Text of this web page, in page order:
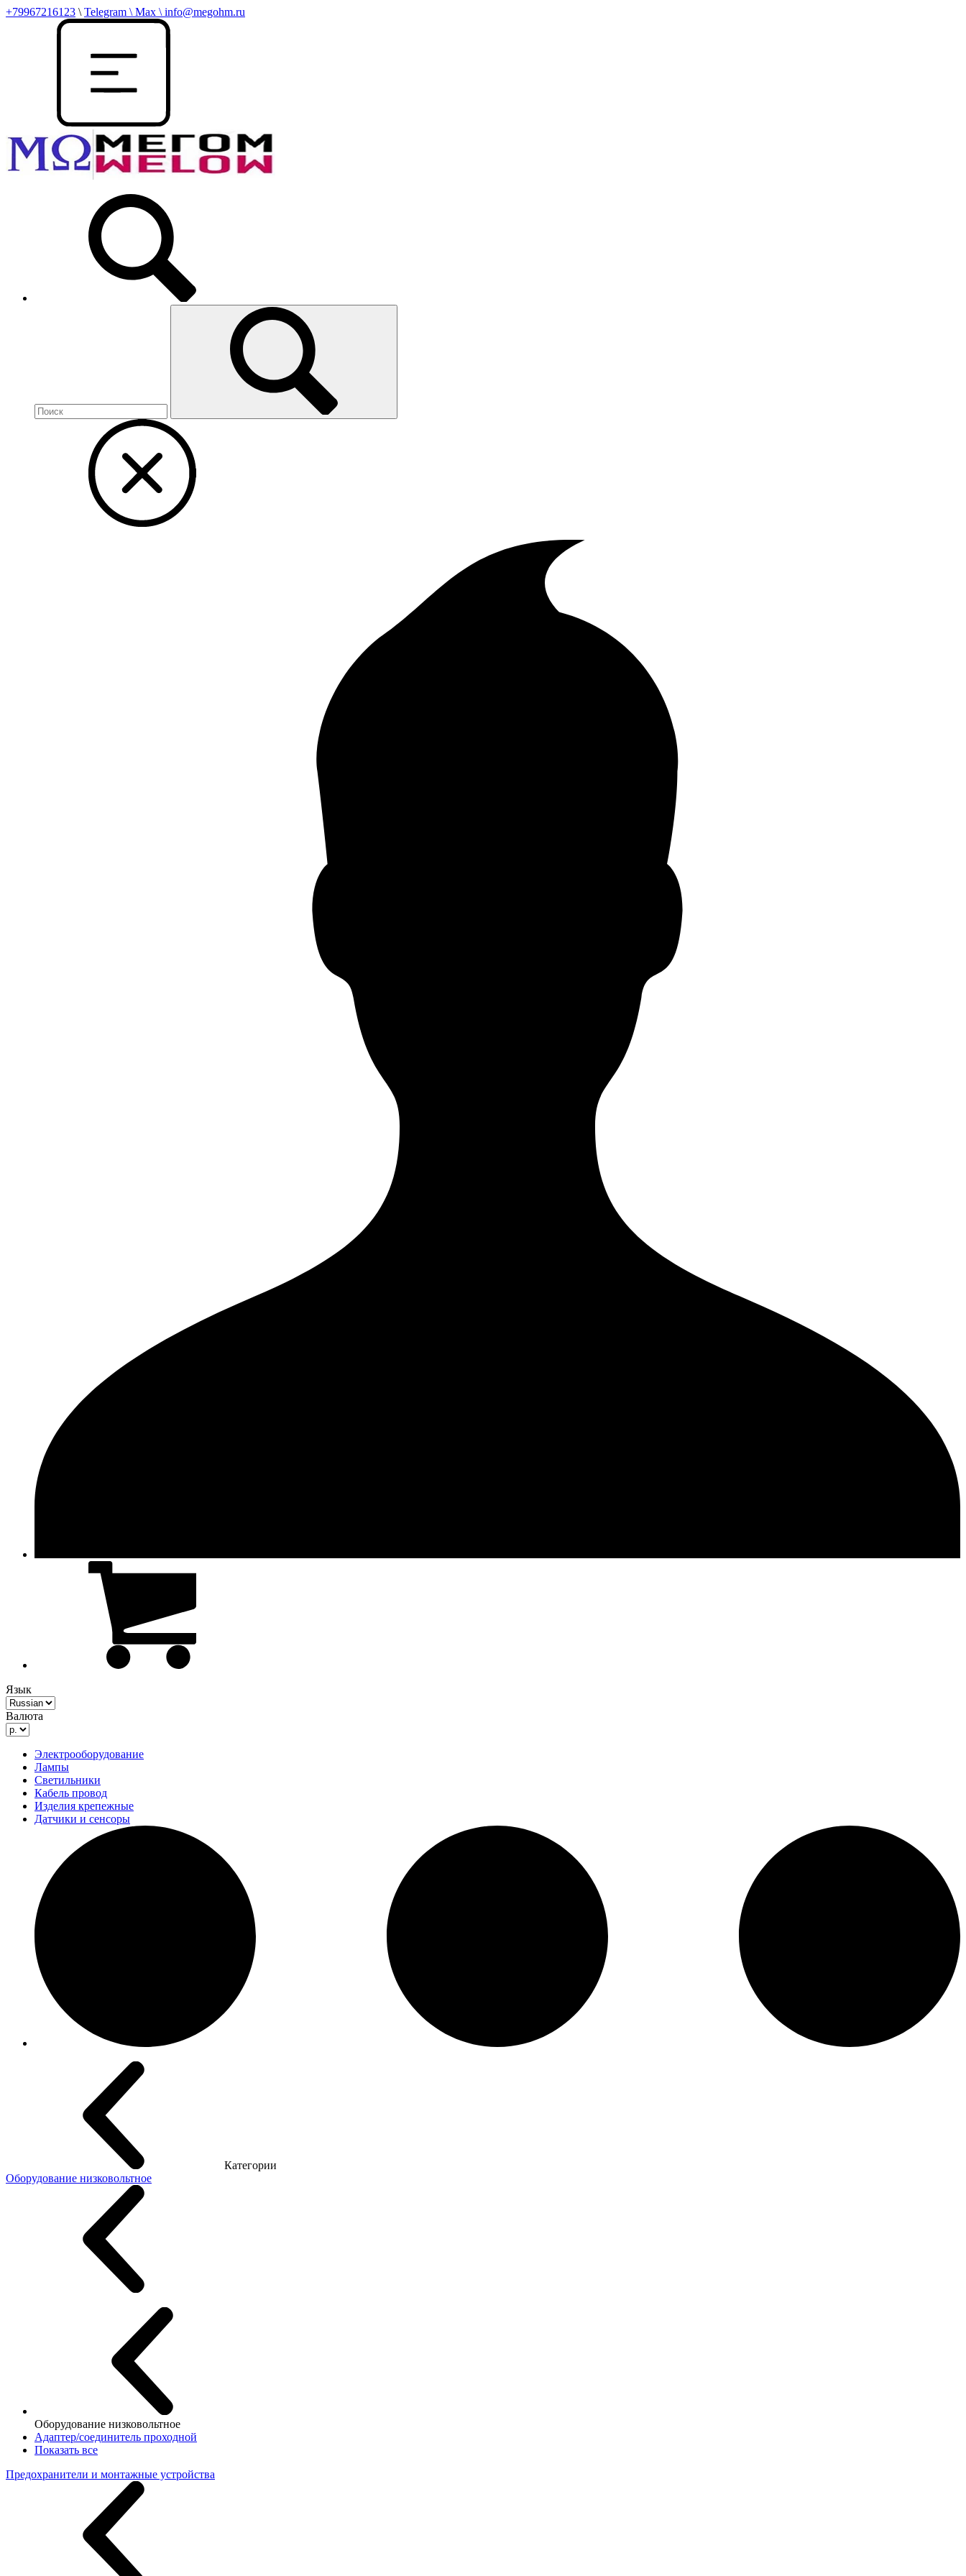
+79967216123 \ Telegram \ Max \ info@megohm.ru
Язык
Валюта
Электрооборудование
Лампы
Светильники
Кабель провод
Изделия крепежные
Датчики и сенсоры
Категории
Оборудование низковольтное
Оборудование низковольтное
Адаптер/соединитель проходной
Показать все
Предохранители и монтажные устройства